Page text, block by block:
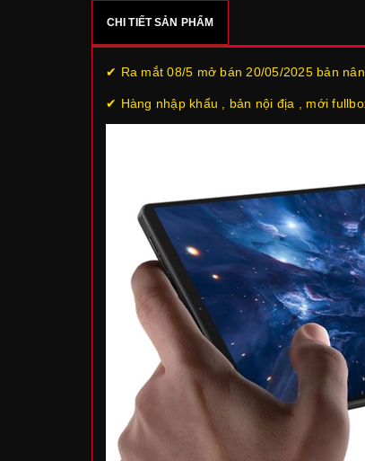
CHI TIẾT SẢN PHẨM
✔ Ra mắt 08/5 mở bán 20/05/2025 bản
✔ Hàng nhập khẩu , bản nội địa , mới